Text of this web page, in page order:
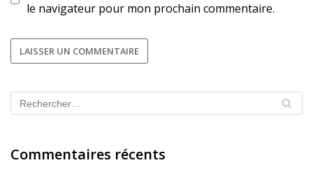
le navigateur pour mon prochain commentaire.
Commentaires récents